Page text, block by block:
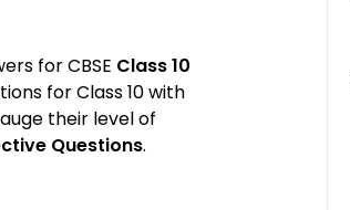
for CBSE Class 10
for Class 10 with
their level of
Questions.